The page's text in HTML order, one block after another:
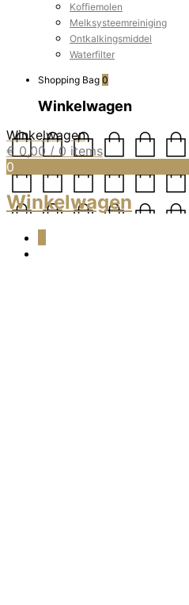
Koffiemolen
Melksysteemreiniging
Ontkalkingsmiddel
Waterfilter
Shopping Bag 0
Winkelwagen
Winkelwagen
€ 0,00 / 0 items
0
Winkelwagen